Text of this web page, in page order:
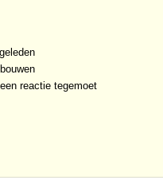
reactie tegemoet